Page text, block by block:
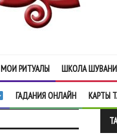
МОИ РИТУАЛЫ ШКОЛА
ГАДАНИЯ ОНЛАЙН КАРТЫ